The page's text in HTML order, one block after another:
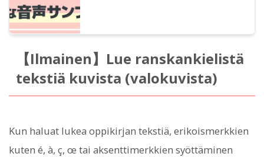
【Ilmainen】Lue ranskankielistä
tekstiä kuvista (valokuvista)
Kun haluat lukea oppikirjan tekstiä, erikoismerkkien
kuten é, à, ç, œ tai aksenttimerkkien syöttäminen